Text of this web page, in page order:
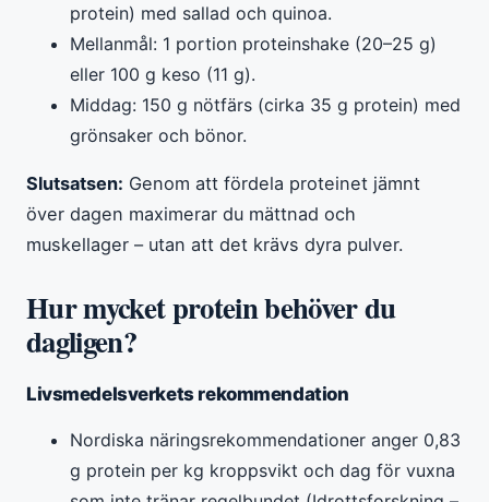
protein) med sallad och quinoa.
Mellanmål: 1 portion proteinshake (20–25 g)
eller 100 g keso (11 g).
Middag: 150 g nötfärs (cirka 35 g protein) med
grönsaker och bönor.
Slutsatsen: Genom att fördela proteinet jämnt
över dagen maximerar du mättnad och
muskellager – utan att det krävs dyra pulver.
Hur mycket protein behöver du
dagligen?
Livsmedelsverkets rekommendation
Nordiska näringsrekommendationer anger 0,83
g protein per kg kroppsvikt och dag för vuxna